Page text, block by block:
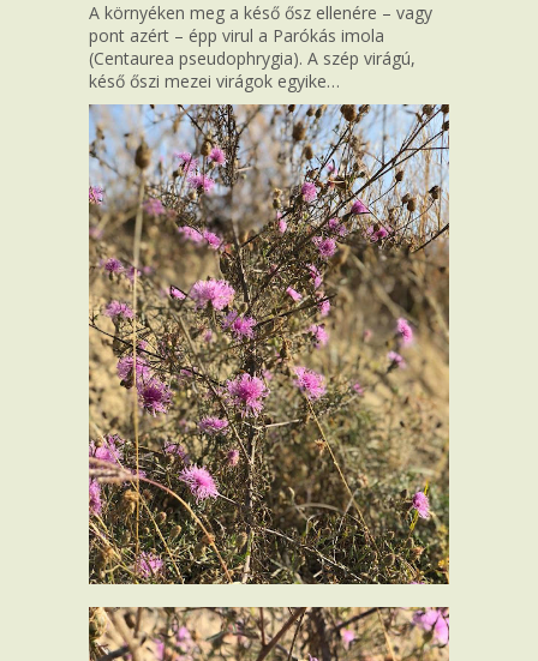
A környéken meg a késő ősz ellenére – vagy
pont azért – épp virul a Parókás imola
(Centaurea pseudophrygia). A szép virágú,
késő őszi mezei virágok egyike…